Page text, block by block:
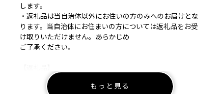
します。
・返礼品は当自治体以外にお住いの方のみへのお届けとな
ります。当自治体にお住まいの方については返礼品をお受
け取りいただけません。あらかじめ
ご了承ください。
・寄附完了後のキャンセルや申込み内容の変更は出来ませ
ん。入力内容に間違いないかご確認ください。
もっと見る